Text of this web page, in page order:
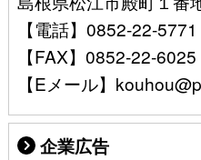
【電話】0852-22-5771
【FAX】0852-22-6025
【Eメール】
企業広告